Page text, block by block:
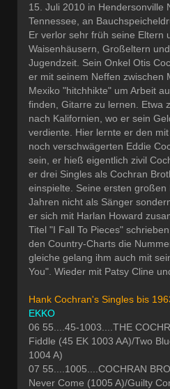
15. Juli 2010 in Hendersonville
Tennessee, an
Er verlor sehr früh seine Eltern
Waisenhäusern, Großeltern
Jugendzeit. Sein Onkel Otis
er mit seinem Neffen zwischen
Mexiko "hitchhikte" um Arbeit
finden, Gitarre zu lernen. Etwa
nach Kalifornien, wo er sein
verdiente. Hier lernte er den
noch verschwägerten Eddie
sein, er hieß eigentlich zivil
er drei Singles als Cochran
einspielte. Seine ersten
Jahren nicht als Sänger
er sich mit Harlan Howard
Titel "I Fall To Pieces"
den Country-Charts die
gleiche gelang ihm auch mit
You". Wieder mit Patsy Cline
Hank Cochran's Singles bis
EKKO
06 55....45-1003....THE
Fiddle (45 EK 1003 AA)/Two
1004 A)
07 55....1005....COCHRAN
Never Come (1005 A)/Guilty